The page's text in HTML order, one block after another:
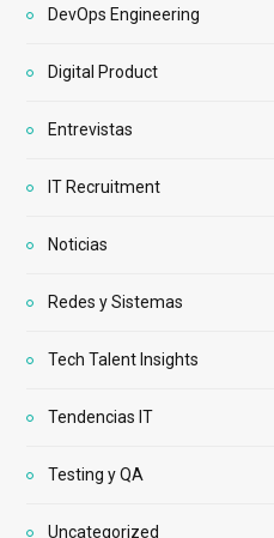
DevOps Engineering
Digital Product
Entrevistas
IT Recruitment
Noticias
Redes y Sistemas
Tech Talent Insights
Tendencias IT
Testing y QA
Uncategorized